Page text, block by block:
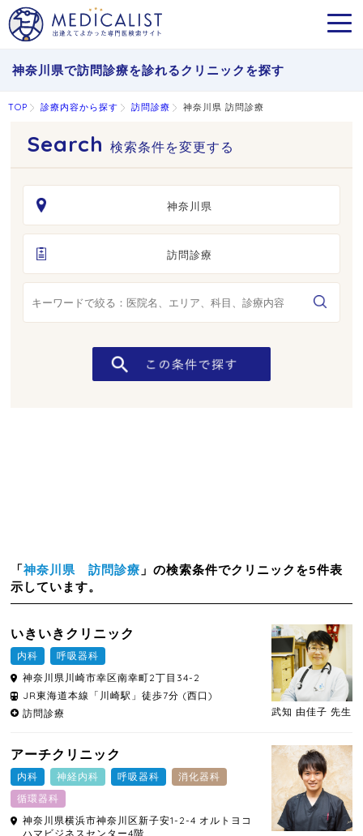
神奈川県で訪問診療を診れるクリニックを探す
TOP 診療内容から探す 訪問診療 神奈川県 訪問診療
検索条件を変更する
神奈川県
訪問診療
「神奈川県 訪問診療 」の検索条件でクリニックを5件表
示しています。
武知 由佳子 先生
いきいきクリニック
内科
呼吸器科
神奈川県 川崎市幸区南幸町2丁目34-2
JR東海道本線「川崎駅」徒歩7分 (西口)
訪問診療
アーチクリニック
内科 神経内科 呼吸器科
消化器科
循環器科
神奈川県横浜市神奈川区新子安1-2-4 オルトヨコ
ハマビジネスセンター4階